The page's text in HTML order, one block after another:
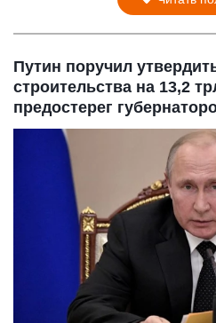
Путин поручил
строительства на 13,2
предостерег